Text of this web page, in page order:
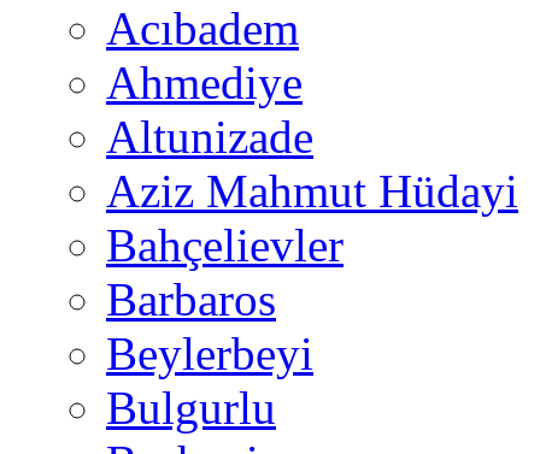
Acıbadem
Ahmediye
Altunizade
Aziz Mahmut Hüdayi
Bahçelievler
Barbaros
Beylerbeyi
Bulgurlu